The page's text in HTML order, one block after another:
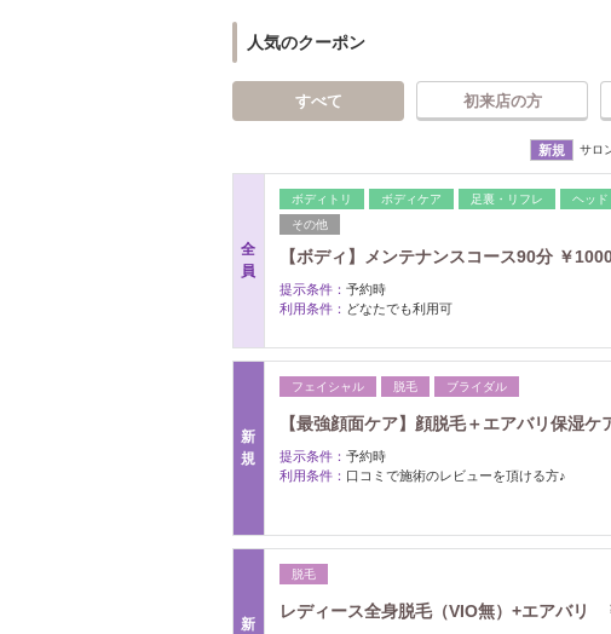
人気のクーポン
すべて 初来店の方
新規 サロ
全
員
ボディトリ ボディケア 足裏・リフレ ヘッド
その他
【ボディ】メンテナンスコース90分 ￥
提示条件： 予約時
利用条件： どなたでも利用可
新
規
フェイシャル 脱毛 ブライダル
【最強顔面ケア】顔脱毛＋エアバリ保湿
提示条件： 予約時
利用条件： 口コミで施術のレビューを頂ける方♪
新
脱毛
レディース全身脱毛（VIO無）+エアバ